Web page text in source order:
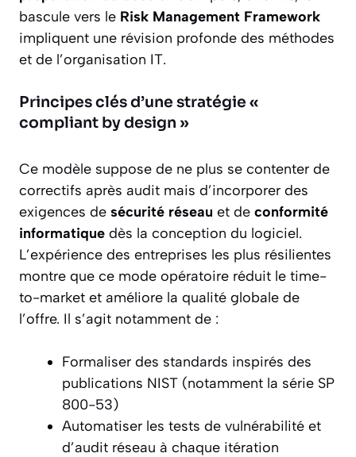
bascule vers le Risk Management Framework
impliquent une révision profonde des méthodes
et de l’organisation IT.
Principes clés d’une stratégie «
compliant by design »
Ce modèle suppose de ne plus se contenter de
correctifs après audit mais d’incorporer des
exigences de sécurité réseau et de conformité
informatique dès la conception du logiciel.
L’expérience des entreprises les plus résilientes
montre que ce mode opératoire réduit le time-
to-market et améliore la qualité globale de
l’offre. Il s’agit notamment de :
Formaliser des standards inspirés des
publications NIST (notamment la série SP
800-53)
Automatiser les tests de vulnérabilité et
d’audit réseau à chaque itération